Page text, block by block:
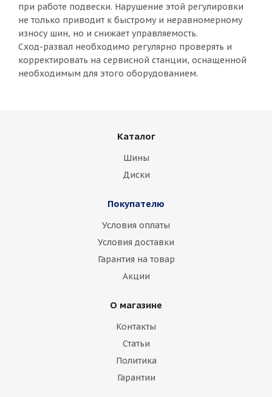
при работе подвески. Нарушение этой регулировки
не только приводит к быстрому и неравномерному
износу шин, но и снижает управляемость.
Сход-развал необходимо регулярно проверять и
корректировать на сервисной станции, оснащенной
необходимым для этого оборудованием.
Каталог
Шины
Диски
Покупателю
Условия оплаты
Условия доставки
Гарантия на товар
Акции
О магазине
Контакты
Статьи
Политика
Гарантии